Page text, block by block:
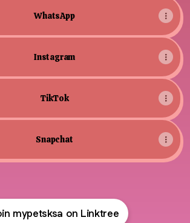
WhatsApp
Instagram
TikTok
Snapchat
mypetsksa on Linktree